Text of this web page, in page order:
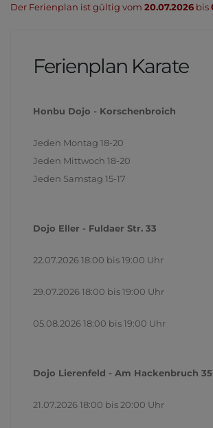
Der Ferienplan ist gültig vom 20.07.2026 bis
Ferienplan Karate
Honbu Dojo - Korschenbroich
Jeden Montag 18-20
Jeden Mittwoch 18-20
Jeden Samstag 15-17
Dojo Eller - Fuldaer Str. 33
22.07.2026 18:00 bis 19:00 Uhr
29.07.2026 18:00 bis 19:00 Uhr
05.08.2026 18:00 bis 19:00 Uhr
Dojo Lierenfeld - Am Hackenbruch 35
21.07.2026 18:00 bis 20:00 Uhr